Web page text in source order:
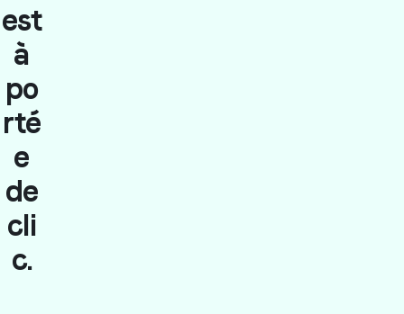
est
à
po
rté
e
de
cli
c.